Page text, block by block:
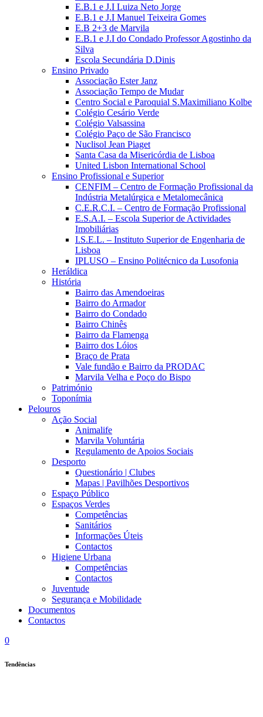
E.B.1 e J.I Luiza Neto Jorge
E.B.1 e J.I Manuel Teixeira Gomes
E.B 2+3 de Marvila
E.B.1 e J.I do Condado Professor Agostinho da
Silva
Escola Secundária D.Dinis
Ensino Privado
Associação Ester Janz
Associação Tempo de Mudar
Centro Social e Paroquial S.Maximiliano Kolbe
Colégio Cesário Verde
Colégio Valsassina
Colégio Paço de São Francisco
Nuclisol Jean Piaget
Santa Casa da Misericórdia de Lisboa
United Lisbon International School
Ensino Profissional e Superior
CENFIM – Centro de Formação Profissional da
Indústria Metalúrgica e Metalomecânica
C.E.R.C.I. – Centro de Formação Profissional
E.S.A.I. – Escola Superior de Actividades
Imobiliárias
I.S.E.L. – Instituto Superior de Engenharia de
Lisboa
IPLUSO – Ensino Politécnico da Lusofonia
Heráldica
História
Bairro das Amendoeiras
Bairro do Armador
Bairro do Condado
Bairro Chinês
Bairro da Flamenga
Bairro dos Lóios
Braço de Prata
Vale fundão e Bairro da PRODAC
Marvila Velha e Poço do Bispo
Património
Toponímia
Pelouros
Ação Social
Animalife
Marvila Voluntária
Regulamento de Apoios Sociais
Desporto
Questionário | Clubes
Mapas | Pavilhões Desportivos
Espaço Público
Espaços Verdes
Competências
Sanitários
Informações Úteis
Contactos
Higiene Urbana
Competências
Contactos
Juventude
Segurança e Mobilidade
Documentos
Contactos
0
Tendências